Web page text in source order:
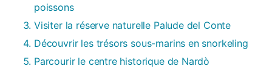
poissons
Visiter la réserve naturelle Palude del Conte
Découvrir les trésors sous-marins en snorkeling
Parcourir le centre historique de Nardò